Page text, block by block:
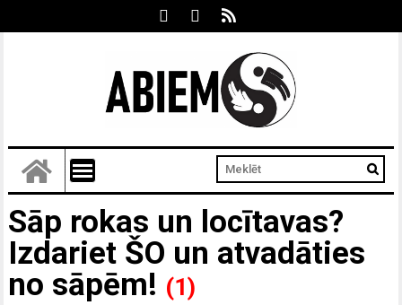
Sāp rokas un locītavas?
Izdariet ŠO un atvadāties
no sāpēm! (1)